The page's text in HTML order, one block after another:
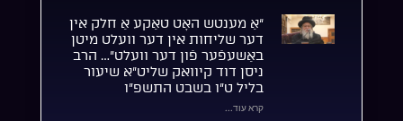
“אַ מענטש האָט טאַקע אַ חלק אין
דער שליחות אין דער וועלט מיטן
באַשעפֿער פֿון דער וועלט”… הרב
ניסן דוד קיוואק שליט”א שיעור
בליל ט”ו בשבט התשפ”ו
קרא עוד...